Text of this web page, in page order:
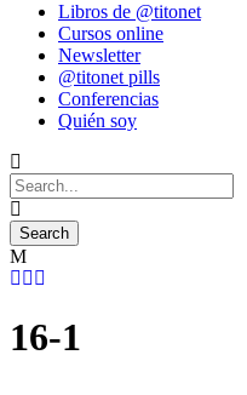
Libros de @titonet
Cursos online
Newsletter
@titonet pills
Conferencias
Quién soy
16-1